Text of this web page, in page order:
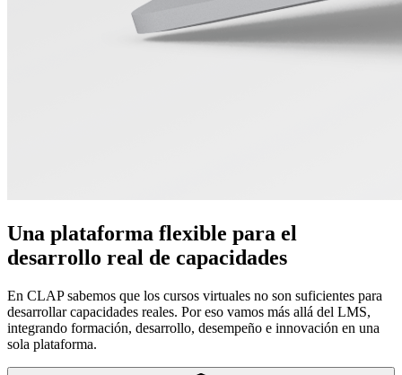
Una plataforma flexible para el
desarrollo real de capacidades
En CLAP sabemos que los cursos virtuales no son suficientes para
desarrollar capacidades reales. Por eso vamos más allá del LMS,
integrando formación, desarrollo, desempeño e innovación en una
sola plataforma.